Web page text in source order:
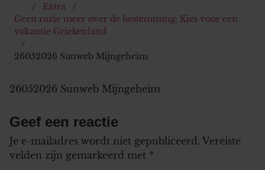
Extra
Geen ruzie meer over de bestemming: Kies voor een
vakantie Griekenland
26052026 Sunweb Mijngeheim
26052026 Sunweb Mijngeheim
Geef een reactie
Je e-mailadres wordt niet gepubliceerd. Vereiste
velden zijn gemarkeerd met *